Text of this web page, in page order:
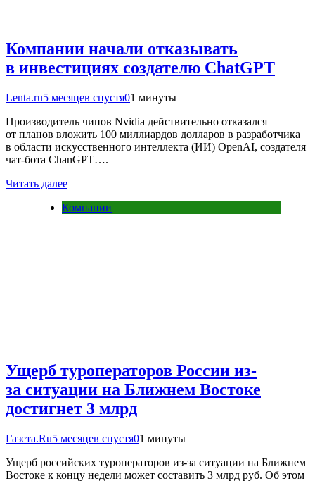
Компании начали отказывать
в инвестициях создателю ChatGPT
Lenta.ru5 месяцев спустя01 минуты
Производитель чипов Nvidia действительно отказался
от планов вложить 100 миллиардов долларов в разработчика
в области искусственного интеллекта (ИИ) OpenAI, создателя
чат-бота ChanGPT….
Читать далее
Компании
Ущерб туроператоров России из-
за ситуации на Ближнем Востоке
достигнет 3 млрд
Газета.Ru5 месяцев спустя01 минуты
Ущерб российских туроператоров из-за ситуации на Ближнем
Востоке к концу недели может составить 3 млрд руб. Об этом